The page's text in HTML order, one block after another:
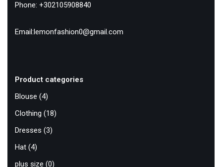
Phone: +302105908840
Email:lemonfashion0@gmail.com
Product categories
Blouse (4)
Clothing (18)
Dresses (3)
Hat (4)
plus size (0)